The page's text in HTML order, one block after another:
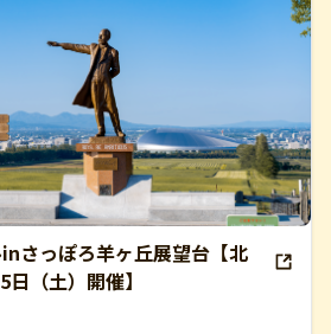
さっぽろ羊ヶ丘展望台【北
（土）開催】